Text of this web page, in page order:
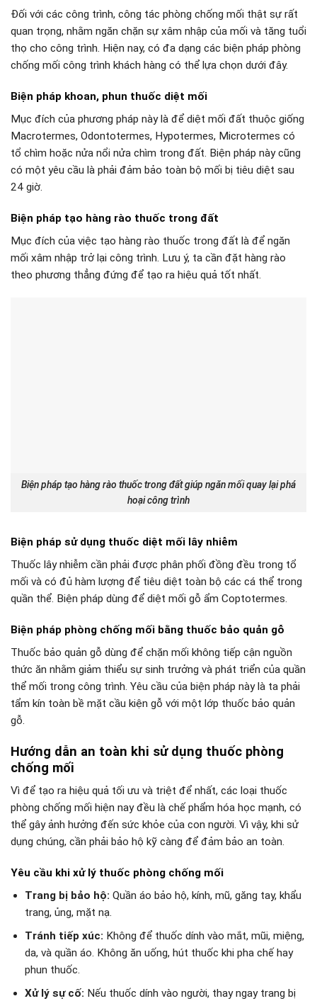
Đối với các công trình, công tác phòng chống mối thật sự rất
quan trọng, nhằm ngăn chặn sự xâm nhập của mối và tăng tuổi
thọ cho công trình. Hiện nay, có đa dạng các biện pháp phòng
chống mối công trình khách hàng có thể lựa chọn dưới đây.
Biện pháp khoan, phun thuốc diệt mối
Mục đích của phương pháp này là để diệt mối đất thuộc giống
Macrotermes, Odontotermes, Hypotermes, Microtermes có
tổ chìm hoặc nửa nổi nửa chìm trong đất. Biện pháp này cũng
có một yêu cầu là phải đảm bảo toàn bộ mối bị tiêu diệt sau
24 giờ.
Biện pháp tạo hàng rào thuốc trong đất
Mục đích của việc tạo hàng rào thuốc trong đất là để ngăn
mối xâm nhập trở lại công trình. Lưu ý, ta cần đặt hàng rào
theo phương thẳng đứng để tạo ra hiệu quả tốt nhất.
Biện pháp tạo hàng rào thuốc trong đất giúp ngăn mối quay lại phá
hoại công trình
Biện pháp sử dụng thuốc diệt mối lây nhiễm
Thuốc lây nhiễm cần phải được phân phối đồng đều trong tổ
mối và có đủ hàm lượng để tiêu diệt toàn bộ các cá thể trong
quần thể. Biện pháp dùng để diệt mối gỗ ẩm Coptotermes.
Biện pháp phòng chống mối bằng thuốc bảo quản gỗ
Thuốc bảo quản gỗ dùng để chặn mối không tiếp cận nguồn
thức ăn nhằm giảm thiểu sự sinh trưởng và phát triển của quần
thể mối trong công trình. Yêu cầu của biện pháp này là ta phải
tẩm kín toàn bề mặt cầu kiện gỗ với một lớp thuốc bảo quản
gỗ.
Hướng dẫn an toàn khi sử dụng thuốc phòng
chống mối
Vì để tạo ra hiệu quả tối ưu và triệt để nhất, các loại thuốc
phòng chống mối hiện nay đều là chế phẩm hóa học mạnh, có
thể gây ảnh hưởng đến sức khỏe của con người. Vì vậy, khi sử
dụng chúng, cần phải bảo hộ kỹ càng để đảm bảo an toàn.
Yêu cầu khi xử lý thuốc phòng chống mối
Trang bị bảo hộ: Quần áo bảo hộ, kính, mũ, găng tay, khẩu
trang, ủng, mặt nạ.
Tránh tiếp xúc: Không để thuốc dính vào mắt, mũi, miệng,
da, và quần áo. Không ăn uống, hút thuốc khi pha chế hay
phun thuốc.
Xử lý sự cố: Nếu thuốc dính vào người, thay ngay trang bị